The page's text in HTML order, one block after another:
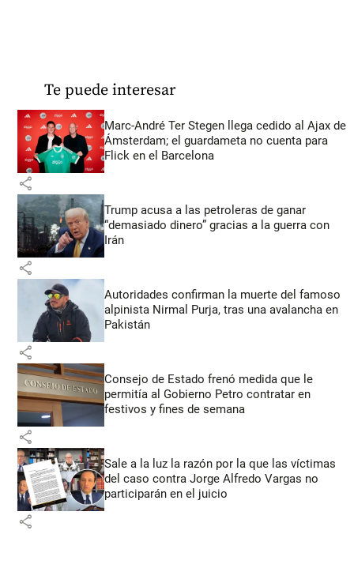
Te puede interesar
Marc-André Ter Stegen llega cedido al Ajax de
Ámsterdam; el guardameta no cuenta para
Flick en el Barcelona
share
Trump acusa a las petroleras de ganar
“demasiado dinero” gracias a la guerra con
Irán
share
Autoridades confirman la muerte del famoso
alpinista Nirmal Purja, tras una avalancha en
Pakistán
share
Consejo de Estado frenó medida que le
permitía al Gobierno Petro contratar en
festivos y fines de semana
share
Sale a la luz la razón por la que las víctimas
del caso contra Jorge Alfredo Vargas no
participarán en el juicio
share